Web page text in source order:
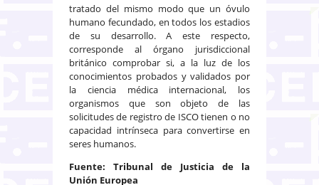
tratado del mismo modo que un óvulo
humano fecundado, en todos los estadios
de su desarrollo. A este respecto,
corresponde al órgano jurisdiccional
británico comprobar si, a la luz de los
conocimientos probados y validados por
la ciencia médica internacional, los
organismos que son objeto de las
solicitudes de registro de ISCO tienen o no
capacidad intrínseca para convertirse en
seres humanos.
Fuente: Tribunal de Justicia de la
Unión Europea